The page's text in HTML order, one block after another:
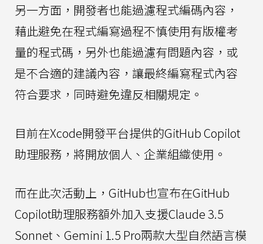
另一方面，開發者也能過濾程式編碼內容，
藉此避免在程式編寫過程不慎使用有版權考
量的程式碼，另外也能過濾有問題內容，或
是不合適的建議內容，讓最終編寫程式內容
符合要求，同時避免違反相關規定。
目前在Xcode開發平台提供的GitHub Copilot
助理服務，將開放個人、企業組織使用。
而在此次活動上，GitHub也宣布在GitHub
Copilot助理服務額外加入支援Claude 3.5
Sonnet、Gemini 1.5 Pro兩款大型自然語言模